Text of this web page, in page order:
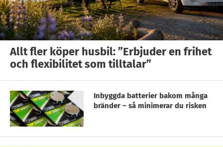
Allt fler köper husbil: ”Erbjuder en frihet
och flexibilitet som tilltalar”
Inbyggda batterier bakom många
bränder – så minimerar du risken